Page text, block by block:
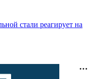
стали реагирует на